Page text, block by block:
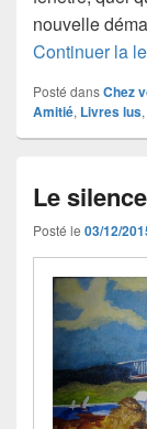
nouvelle
Continuer la
Posté dansChez
Amitié, Livres lus,
Le
Posté le 03/12/